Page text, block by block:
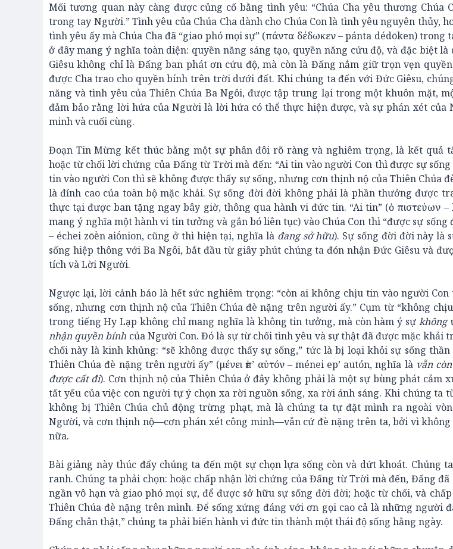
Mối tương quan này càng được củng cố bằng tình yêu: “Chúa Cha yêu thương Chúa
trong tay Người.” Tình yêu của Chúa Cha dành cho Chúa Con là tình yêu nguyên thủy,
tình yêu ấy mà Chúa Cha đã “giao phó mọi sự” (πάντα δέδωκεν – pánta dédōken) trong
ở đây mang ý nghĩa toàn diện: quyền năng sáng tạo, quyền năng cứu độ, và đặc biệt
Giêsu không chỉ là Đấng ban phát ơn cứu độ, mà còn là Đấng nắm giữ trọn vẹn
được Cha trao cho quyền bính trên trời dưới đất. Khi chúng ta đến với Đức Giêsu,
năng và tình yêu của Thiên Chúa Ba Ngôi, được tập trung lại trong một khuôn mặt,
đảm bảo rằng lời hứa của Người là lời hứa có thể thực hiện được, và sự phán xét của
minh và cuối cùng.
Đoạn Tin Mừng kết thúc bằng một sự phân đôi rõ ràng và nghiêm trọng, là kết quả
hoặc từ chối lời chứng của Đấng từ Trời mà đến: “Ai tin vào người Con thì được sự
tin vào người Con thì sẽ không được thấy sự sống, nhưng cơn thịnh nộ của Thiên Chúa
là đỉnh cao của toàn bộ mặc khải. Sự sống đời đời không phải là phần thưởng được
thực tại được ban tặng ngay bây giờ, thông qua hành vi đức tin. “Ai tin” (ὁ πιστεύων
mang ý nghĩa một hành vi tin tưởng và gắn bó liên tục) vào Chúa Con thì “được sự sống
– échei zōḕn aiṓnion, cũng ở thì hiện tại, nghĩa là đang sở hữu). Sự sống đời đời này là
sống hiệp thông với Ba Ngôi, bắt đầu từ giây phút chúng ta đón nhận Đức Giêsu và
tích và Lời Người.
Ngược lại, lời cảnh báo là hết sức nghiêm trọng: “còn ai không chịu tin vào người
sống, nhưng cơn thịnh nộ của Thiên Chúa đè nặng trên người ấy.” Cụm từ “không
trong tiếng Hy Lạp không chỉ mang nghĩa là không tin tưởng, mà còn hàm ý sự không
nhận quyền bính của Người Con. Đó là sự từ chối tình yêu và sự thật đã được mặc khải
chối này là kinh khủng: “sẽ không được thấy sự sống,” tức là bị loại khỏi sự sống
Thiên Chúa đè nặng trên người ấy” (μένει ἐπ’ αὐτόν – ménei ep’ autón, nghĩa là vẫn
được cất đi). Cơn thịnh nộ của Thiên Chúa ở đây không phải là một sự bùng phát cảm
tất yếu của việc con người tự ý chọn xa rời nguồn sống, xa rời ánh sáng. Khi chúng ta
không bị Thiên Chúa chủ động trừng phạt, mà là chúng ta tự đặt mình ra ngoài
Người, và cơn thịnh nộ—cơn phán xét công minh—vẫn cứ đè nặng trên ta, bởi vì không
nữa.
Bài giảng này thúc đẩy chúng ta đến một sự chọn lựa sống còn và dứt khoát. Chúng
ranh. Chúng ta phải chọn: hoặc chấp nhận lời chứng của Đấng từ Trời mà đến, Đấng đã
ngần vô hạn và giao phó mọi sự, để được sở hữu sự sống đời đời; hoặc từ chối, và
Thiên Chúa đè nặng trên mình. Để sống xứng đáng với ơn gọi cao cả là những người
Đấng chân thật,” chúng ta phải biến hành vi đức tin thành một thái độ sống hằng ngày.